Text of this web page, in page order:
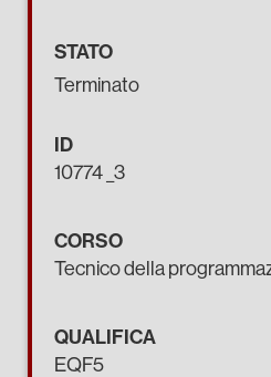
STATO
Terminato
ID
10774 _3
CORSO
Tecnico della
QUALIFICA
EQF5